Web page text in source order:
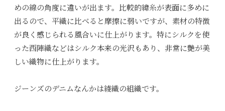
めの線の角度に違いが出ます。比較的緯糸が表面に多めに
出るので、平織に比べると摩擦に弱いですが、素材の特徴
が良く感じられる風合いに仕上がります。特にシルクを使
った西陣織などはシルク本来の光沢もあり、非常に艶が美
しい織物に仕上がります。
ジーンズのデニムなんかは綾織の組織です。